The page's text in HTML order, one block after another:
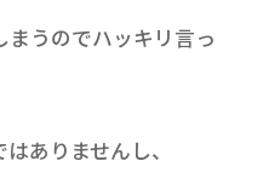
うのでハッキリ言っ
ありませんし、